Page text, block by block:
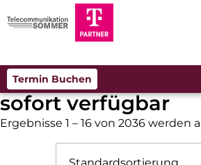
Termin Buchen
sofort verfügbar
Ergebnisse 1 – 16 von 2036 werden